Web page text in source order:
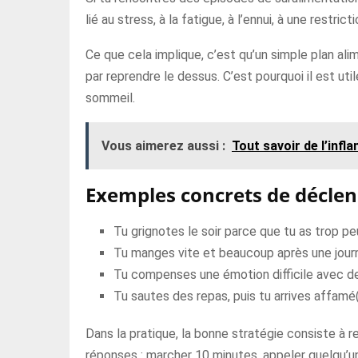
lié au stress, à la fatigue, à l’ennui, à une
Ce que cela implique, c’est qu’un simple plan
par reprendre le dessus. C’est pourquoi il est
sommeil.
Vous aimerez aussi : Tout savoir de
Exemples concrets de
Tu grignotes le soir parce que tu as trop
Tu manges vite et beaucoup après une
Tu compenses une émotion difficile avec
Tu sautes des repas, puis tu arrives
Dans la pratique, la bonne stratégie consiste à